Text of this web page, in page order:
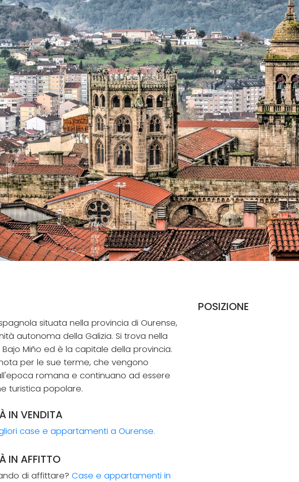
situata nella provincia di Ourense,
autonoma della Galizia. Si trova nella
Miño ed è la capitale della provincia.
per le sue terme, che vengono
romana e continuano ad essere
turistica popolare.
IN VENDITA
case e appartamenti a Ourense.
IN AFFITTO
di affittare? Case e appartamenti in
POSIZIONE